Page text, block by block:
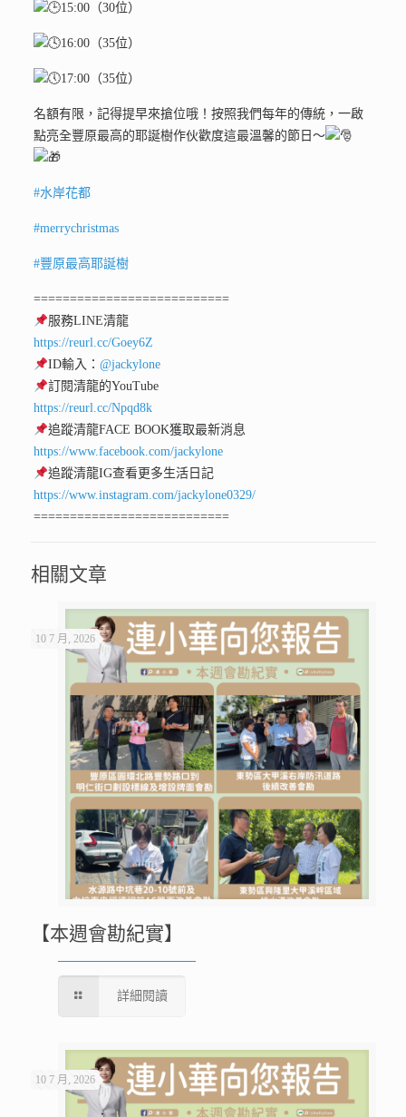
15:00（30位）
16:00（35位）
17:00（35位）
名額有限，記得提早來搶位哦！按照我們每年的傳統，一啟
點亮全豐原最高的耶誕樹作伙歡度這最溫馨的節日～
#水岸花都
#merrychristmas
#豐原最高耶誕樹
===========================
服務LINE清龍
https://reurl.cc/Goey6Z
ID輸入：@jackylone
訂閱清龍的YouTube
https://reurl.cc/Npqd8k
追蹤清龍FACE BOOK獲取最新消息
https://www.facebook.com/jackylone
追蹤清龍IG查看更多生活日記
https://www.instagram.com/jackylone0329/
===========================
相關文章
10 7 月, 2026
【本週會勘紀實】
詳細閱讀
10 7 月, 2026